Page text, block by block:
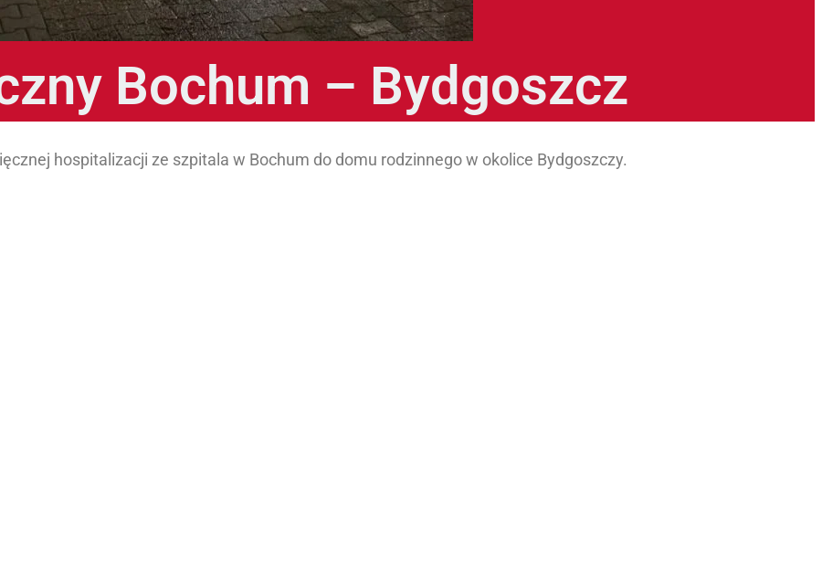
Bochum – Bydgoszcz
hospitalizacji ze szpitala w Bochum do domu rodzinnego w okolice Bydgoszczy.